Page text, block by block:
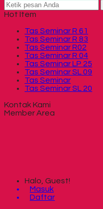
Hot Item
Tas Seminar R 61
Tas Seminar R 83
Tas Seminar R02
Tas Seminar R 04
Tas Seminar LP 25
Tas Seminar SL 09
Tas Seminar
Tas Seminar SL 20
Kontak Kami
Member Area
Halo, Guest!
Masuk
Daftar